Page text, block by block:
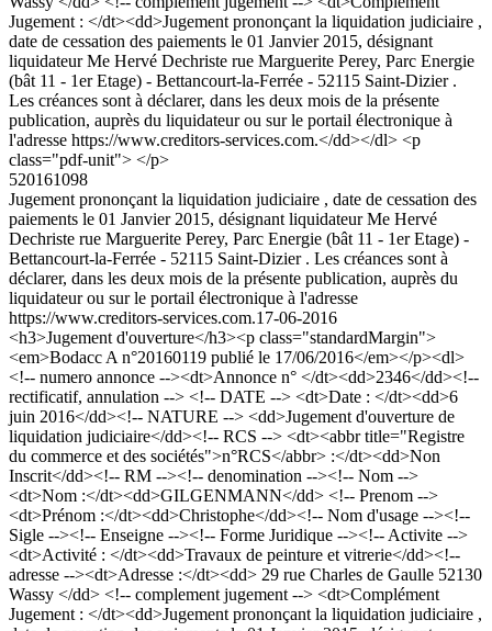
Jugement : </dt><dd>Jugement prononçant la liquidation judiciaire ,
date de cessation des paiements le 01 Janvier 2015, désignant
liquidateur Me Hervé Dechriste rue Marguerite Perey, Parc Energie
(bât 11 - 1er Etage) - Bettancourt-la-Ferrée - 52115 Saint-Dizier .
Les créances sont à déclarer, dans les deux mois de la présente
publication, auprès du liquidateur ou sur le portail électronique à
l'adresse https://www.creditors-services.com.</dd></dl> <p
class="pdf-unit"> </p>
520161098
Jugement prononçant la liquidation judiciaire , date de cessation des
paiements le 01 Janvier 2015, désignant liquidateur Me Hervé
Dechriste rue Marguerite Perey, Parc Energie (bât 11 - 1er Etage) -
Bettancourt-la-Ferrée - 52115 Saint-Dizier . Les créances sont à
déclarer, dans les deux mois de la présente publication, auprès du
liquidateur ou sur le portail électronique à l'adresse
https://www.creditors-services.com.17-06-2016
<h3>Jugement d'ouverture</h3><p class="standardMargin">
<em>Bodacc A n°20160119 publié le 17/06/2016</em></p><dl>
<!-- numero annonce --><dt>Annonce n° </dt><dd>2346</dd><!--
rectificatif, annulation --> <!-- DATE --> <dt>Date : </dt><dd>6
juin 2016</dd><!-- NATURE --> <dd>Jugement d'ouverture de
liquidation judiciaire</dd><!-- RCS --> <dt><abbr title="Registre
du commerce et des sociétés">n°RCS</abbr> :</dt><dd>Non
Inscrit</dd><!-- RM --><!-- denomination --><!-- Nom -->
<dt>Nom :</dt><dd>GILGENMANN</dd> <!-- Prenom -->
<dt>Prénom :</dt><dd>Christophe</dd><!-- Nom d'usage --><!--
Sigle --><!-- Enseigne --><!-- Forme Juridique --><!-- Activite -->
<dt>Activité : </dt><dd>Travaux de peinture et vitrerie</dd><!--
adresse --><dt>Adresse :</dt><dd> 29 rue Charles de Gaulle 52130
Wassy </dd> <!-- complement jugement --> <dt>Complément
Jugement : </dt><dd>Jugement prononçant la liquidation judiciaire ,